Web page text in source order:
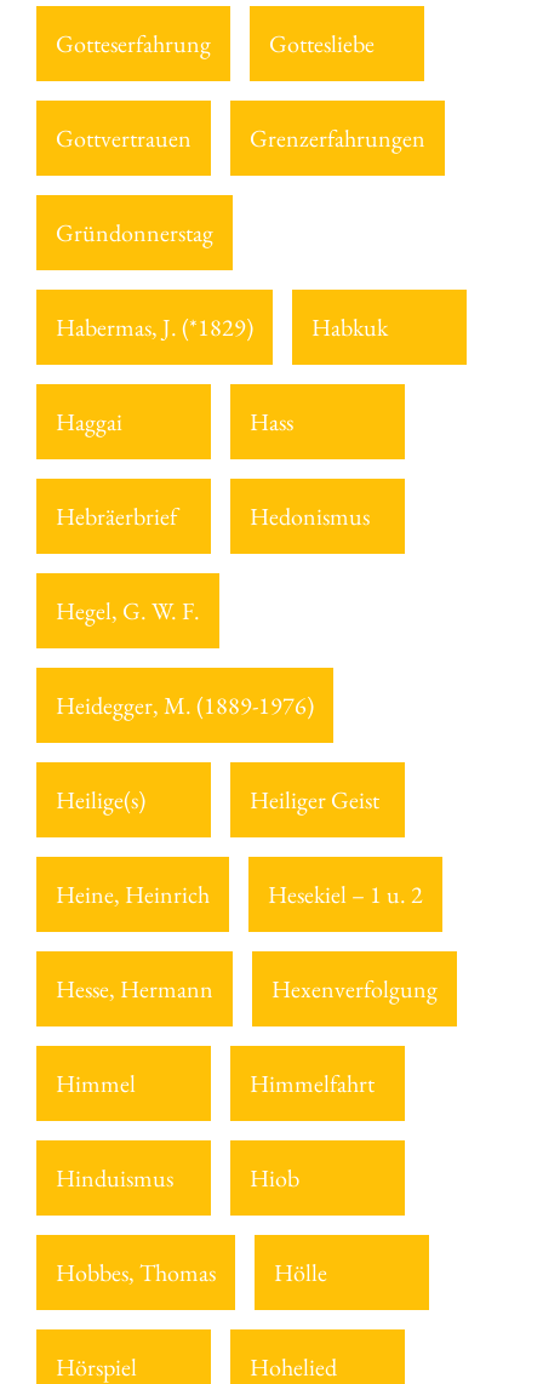
Gotteserfahrung Gottesliebe
Gottvertrauen Grenzerfahrungen
Gründonnerstag
Habermas, J. (*1829) Habkuk
Haggai Hass
Hebräerbrief Hedonismus
Hegel, G. W. F.
Heidegger, M. (1889-1976)
Heilige(s) Heiliger Geist
Heine, Heinrich Hesekiel – 1 u. 2
Hesse, Hermann Hexenverfolgung
Himmel Himmelfahrt
Hinduismus Hiob
Hobbes, Thomas Hölle
Hörspiel Hohelied